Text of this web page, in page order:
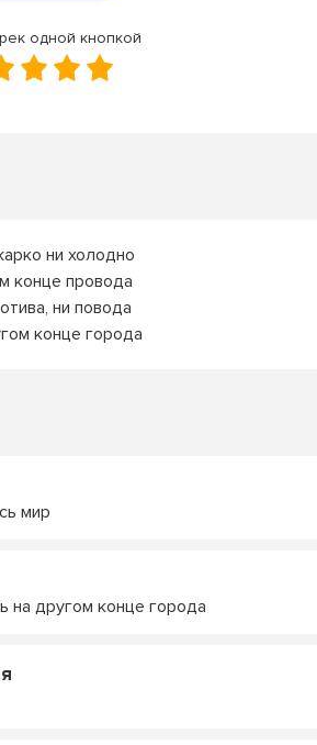
одной кнопкой
ни холодно
конце провода
ни повода
конце города
мир
другом конце города